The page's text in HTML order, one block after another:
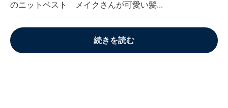
のニットベスト メイクさんが可愛い髪...
続きを読む